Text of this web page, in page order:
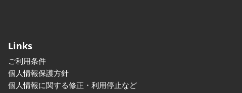
Links
ご利用条件
個人情報保護方針
個人情報に関する修正・利用停止など